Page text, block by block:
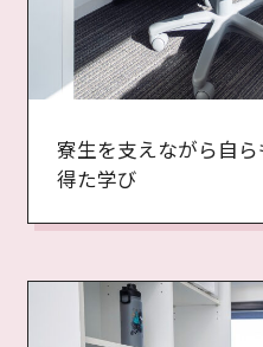
寮生を支えながら自
得た学び